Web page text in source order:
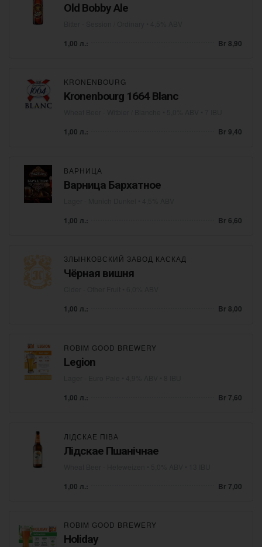
Old Bobby Ale
1,00 л.: Br 8,90
KRONENBOURG
Kronenbourg 1664 Blanc
1,00 л.: Br 9,40
ВАРНИЦА
Варница Бархатное
1,00 л.: Br 6,60
ЗЛЫНКОВСКИЙ ЗАВОД КАСКАД
Чёрная вишня
1,00 л.: Br 8,00
ROBIM GOOD BREWERY
Legion
1,00 л.: Br 7,60
ЛІДСКАЕ ПІВА
Лідскае Пшанічнае
1,00 л.: Br 7,00
ROBIM GOOD BREWERY
Holiday